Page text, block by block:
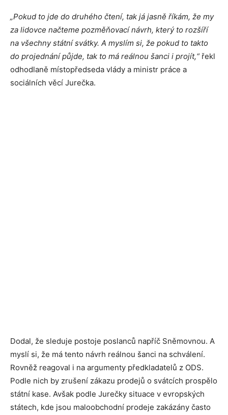
„Pokud to jde do druhého čtení, tak já jasně říkám, že my
za lidovce načteme pozměňovací návrh, který to rozšíří
na všechny státní svátky. A myslím si, že pokud to takto
do projednání půjde, tak to má reálnou šanci i projít,“ řekl
odhodlaně místopředseda vlády a ministr práce a
sociálních věcí Jurečka.
Dodal, že sleduje postoje poslanců napříč Sněmovnou. A
myslí si, že má tento návrh reálnou šanci na schválení.
Rovněž reagoval i na argumenty předkladatelů z ODS.
Podle nich by zrušení zákazu prodejů o svátcích prospělo
státní kase. Avšak podle Jurečky situace v evropských
státech, kde jsou maloobchodní prodeje zakázány často